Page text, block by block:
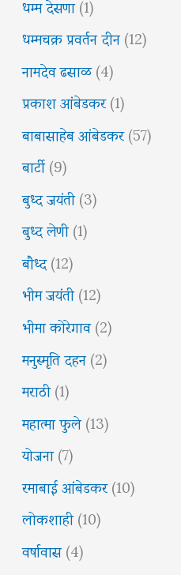
धम्मचक्र प्रवर्तन दीन(12)
नामदेव ढसाळ(4)
प्रकाश आंबेडकर(1)
बाबासाहेब आंबेडकर(57)
बार्टी(9)
बुध्द जयंती(3)
बुध्द लेणी(1)
बौध्द(12)
भीम जयंती(12)
भीमा कोरेगाव(2)
मनुस्मृति दहन(2)
मराठी(1)
महात्मा फुले(13)
योजना(7)
रमाबाई आंबेडकर(10)
लोकशाही(10)
वर्षावास(4)